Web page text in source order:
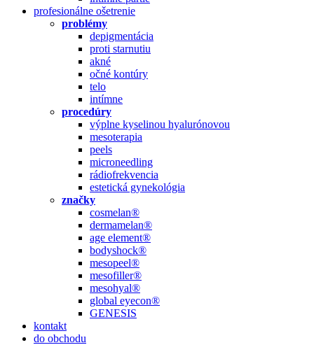
profesionálne ošetrenie
problémy
depigmentácia
proti starnutiu
akné
očné kontúry
telo
intímne
procedúry
výplne kyselinou hyalurónovou
mesoterapia
peels
microneedling
rádiofrekvencia
estetická gynekológia
značky
cosmelan®
dermamelan®
age element®
bodyshock®
mesopeel®
mesofiller®
mesohyal®
global eyecon®
GENESIS
kontakt
do obchodu